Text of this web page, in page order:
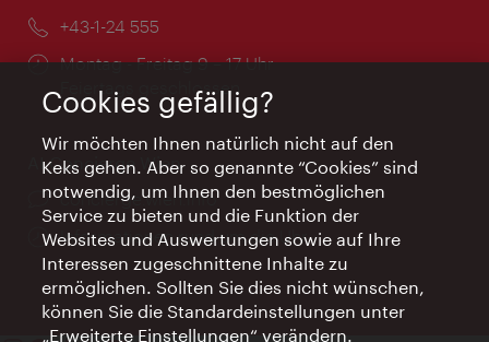
Telefon:
+43-1-24 555
Öffnungszeiten:
Montag - Freitag 9 – 17 Uhr
Feiertags geschlossen
AI Concierge Wien
Ort:
concierge.wien.info
Öffnungszeiten:
Informationen rund um die Uhr
Cookies gefällig?
Wir möchten Ihnen natürlich nicht auf den
Keks gehen. Aber so genannte “Cookies” sind
notwendig, um Ihnen den bestmöglichen
Service zu bieten und die Funktion der
Websites und Auswertungen sowie auf Ihre
Interessen zugeschnittene Inhalte zu
ermöglichen. Sollten Sie dies nicht wünschen,
können Sie die Standardeinstellungen unter
„Erweiterte Einstellungen“ verändern.